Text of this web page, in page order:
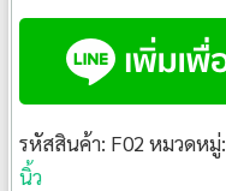
รหัสสินค้า: F02 หมวดหมู่:
นิ้ว